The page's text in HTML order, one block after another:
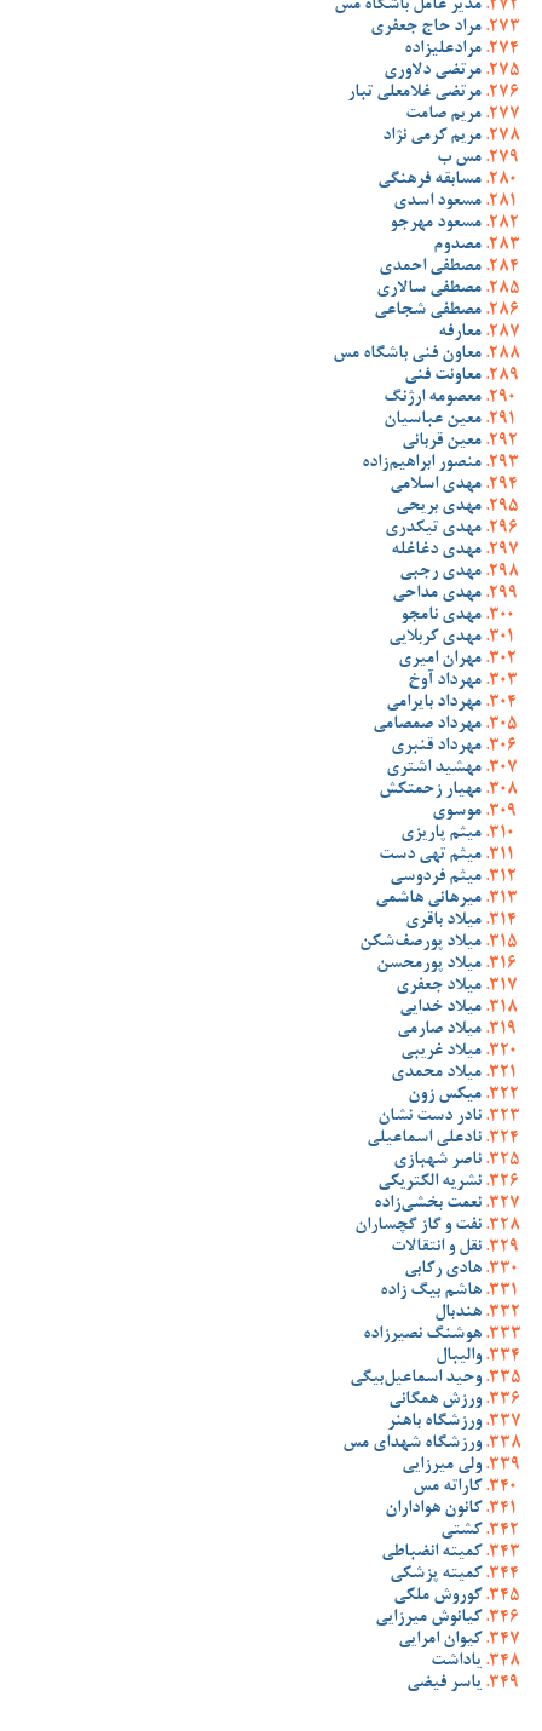
مدیر عامل باشگاه مس
مراد حاج جعفری
مرادعلیزاده
مرتضی دلاوری
مرتضی غلامعلی تبار
مریم صامت
مریم کرمی نژاد
مس ب
مسابقه فرهنگی
مسعود اسدی
مسعود مهرجو
مصدوم
مصطفی احمدی
مصطفی سالاری
مصطفی شجاعی
معارفه
معاون فنی باشگاه مس
معاونت فنی
معصومه ارژنگ
معین عباسیان
معین قربانی
منصور ابراهیم‌زاده
مهدی اسلامی
مهدی بریحی
مهدی تیکدری
مهدی دغاغله
مهدی رجبی
مهدی مداحی
مهدی نامجو
مهدی کربلایی
مهران امیری
مهرداد آوخ
مهرداد بایرامی
مهرداد صمصامی
مهرداد قنبری
مهشید اشتری
مهیار زحمتکش
موسوی
میثم پاریزی
میثم تهی دست
میثم فردوسی
میرهانی هاشمی
میلاد باقری
میلاد پورصف‌شکن
میلاد پورمحسن
میلاد جعفری
میلاد خدایی
میلاد صارمی
میلاد غریبی
میلاد محمدی
میکس زون
نادر دست نشان
نادعلی اسماعیلی
ناصر شهبازی
نشریه الکتریکی
نعمت بخشی‌زاده
نفت و گاز گچساران
نقل و انتقالات
هادی رکابی
هاشم بیگ زاده
هندبال
هوشنگ نصیرزاده
والیبال
وحید اسماعیل‌بیگی
ورزش همگانی
ورزشگاه باهنر
ورزشگاه شهدای مس
ولی میرزایی
کاراته مس
کانون هواداران
کشتی
کمیته انضباطی
کمیته پزشکی
کوروش ملکی
کیانوش میرزایی
کیوان امرایی
یاداشت
یاسر فیضی